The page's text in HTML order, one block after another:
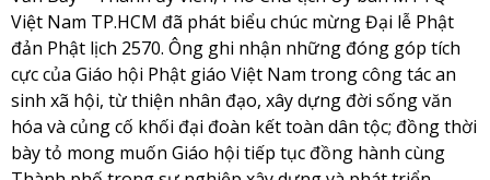
Việt Nam TP.HCM đã phát biểu chúc mừng Đại lễ Phật
đản Phật lịch 2570. Ông ghi nhận những đóng góp tích
cực của Giáo hội Phật giáo Việt Nam trong công tác an
sinh xã hội, từ thiện nhân đạo, xây dựng đời sống văn
hóa và củng cố khối đại đoàn kết toàn dân tộc; đồng thời
bày tỏ mong muốn Giáo hội tiếp tục đồng hành cùng